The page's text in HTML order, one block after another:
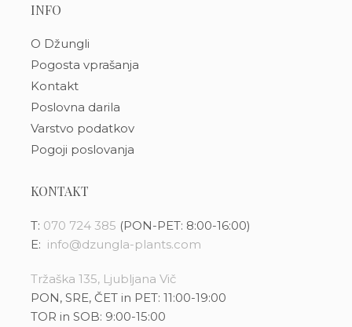
INFO
O Džungli
Pogosta vprašanja
Kontakt
Poslovna darila
Varstvo podatkov
Pogoji poslovanja
KONTAKT
T: 070 724 385 (PON-PET: 8:00-16:00)
E: info@dzungla-plants.com
Tržaška 135, Ljubljana Vič
PON, SRE, ČET in PET: 11:00-19:00
TOR in SOB: 9:00-15:00